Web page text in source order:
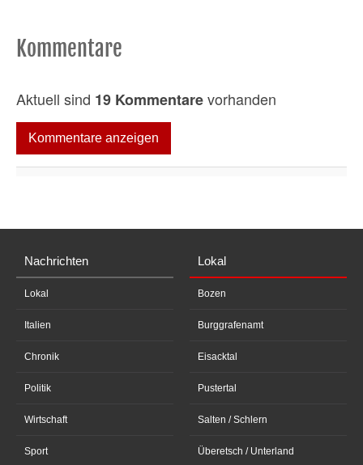
Kommentare
Aktuell sind 19 Kommentarevorhanden
Kommentare anzeigen
Nachrichten
Lokal
Italien
Chronik
Politik
Wirtschaft
Sport
Lokal
Bozen
Burggrafenamt
Eisacktal
Pustertal
Salten / Schlern
Überetsch / Unterland